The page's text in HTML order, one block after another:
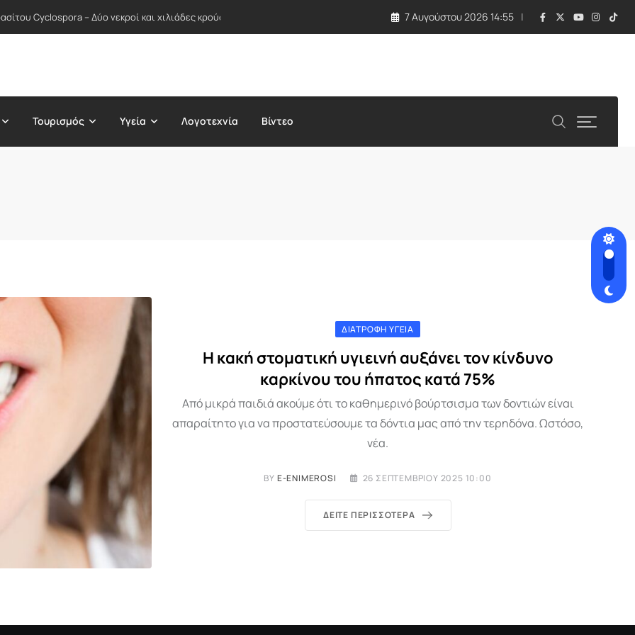
Cyclospora – Δύο νεκροί και χιλιάδες κρούσματα σε δεκάδες Πολιτείες 7 Αυγούστου 2026 14:55
Τουρισμός Υγεία Λογοτεχνία Βίντεο
ΔΙΑΤΡΟΦΉ ΥΓΕΊΑ
Η κακή στοματική υγιεινή αυξάνει τον κίνδυνο
καρκίνου του ήπατος κατά 75%
Από μικρά παιδιά ακούμε ότι το καθημερινό βούρτσισμα των δοντιών είναι
απαραίτητο για να προστατεύσουμε τα δόντια μας από την τερηδόνα. Ωστόσο,
νέα.
BY E-ENIMEROSI 26 ΣΕΠΤΕΜΒΡΊΟΥ 2025 10:00
ΔΕΊΤΕ ΠΕΡΙΣΣΌΤΕΡΑ